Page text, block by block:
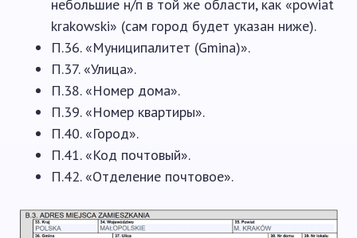
небольшие н/п в той же области, как «powiat
krakowski» (сам город будет указан ниже).
П.36. «Муниципалитет (Gmina)».
П.37. «Улица».
П.38. «Номер дома».
П.39. «Номер квартиры».
П.40. «Город».
П.41. «Код почтовый».
П.42. «Отделение почтовое».